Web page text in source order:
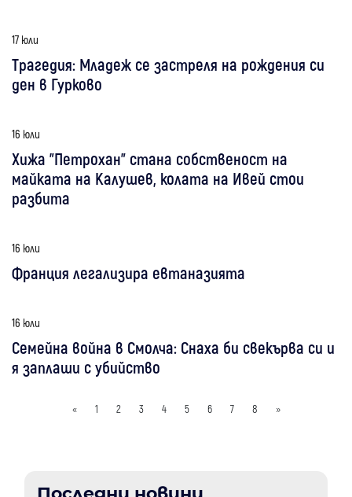
17 юли
Трагедия: Младеж се застреля на рождения си
ден в Гурково
16 юли
Хижа "Петрохан" стана собственост на
майката на Калушев, колата на Ивей стои
разбита
16 юли
Франция легализира евтаназията
16 юли
Семейна война в Смолча: Снаха би свекърва си и
я заплаши с убийство
« 1 2 3 4 5 6 7 8 »